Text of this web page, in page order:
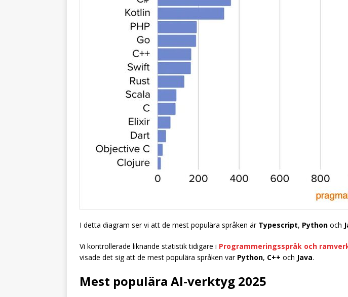
I detta diagram ser vi att de mest populära språken är Typescript, Python och
Vi kontrollerade liknande statistik tidigare i Programmeringsspråk och
visade det sig att de mest populära språken var Python, C++ och Java.
Mest populära AI-verktyg 2025